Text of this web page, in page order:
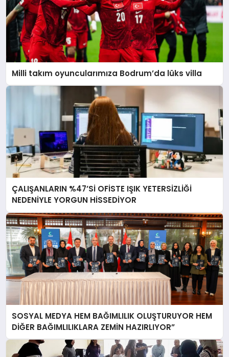
Milli takım oyuncularımıza Bodrum’da lüks villa
ÇALIŞANLARIN %47’Sİ OFİSTE IŞIK YETERSİZLİĞİ
NEDENİYLE YORGUN HİSSEDİYOR
SOSYAL MEDYA HEM BAĞIMLILIK OLUŞTURUYOR HEM
DİĞER BAĞIMLILIKLARA ZEMİN HAZIRLIYOR”